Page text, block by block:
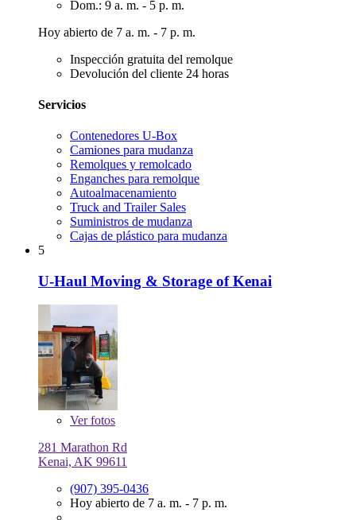
Dom.: 9 a. m. - 5 p. m.
Hoy abierto de 7 a. m. - 7 p. m.
Inspección gratuita del remolque
Devolución del cliente 24 horas
Servicios
Contenedores U-Box
Camiones para mudanza
Remolques y remolcado
Enganches para remolque
Autoalmacenamiento
Truck and Trailer Sales
Suministros de mudanza
Cajas de plástico para mudanza
5
U-Haul Moving & Storage of Kenai
Verfotos
281 Marathon Rd
Kenai, AK 99611
(907) 395-0436
Hoy abierto de 7 a. m. - 7 p. m.